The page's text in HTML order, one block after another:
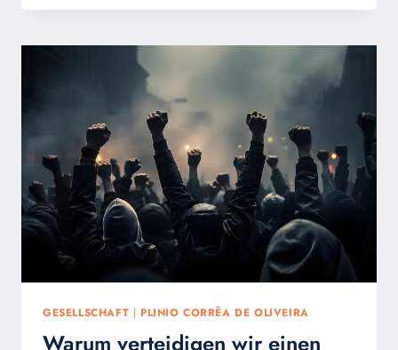
DER
HEUTE:
TREUE
UND
HOFFNUNG
GESELLSCHAFT | PLINIO CORRÊA DE OLIVEIRA
Warum verteidigen wir einen